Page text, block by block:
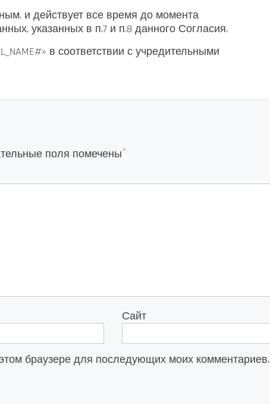
и действует все время до момента
указанных в п.7 и п.8 данного Согласия.
в соответствии с учредительными
поля помечены*
Сайт
браузере для последующих моих комментариев.